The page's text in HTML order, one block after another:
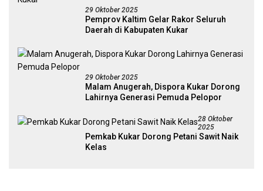
29 Oktober 2025
Pemprov Kaltim Gelar Rakor Seluruh
Daerah di Kabupaten Kukar
29 Oktober 2025
Malam Anugerah, Dispora Kukar Dorong
Lahirnya Generasi Pemuda Pelopor
28 Oktober
2025
Pemkab Kukar Dorong Petani Sawit Naik
Kelas